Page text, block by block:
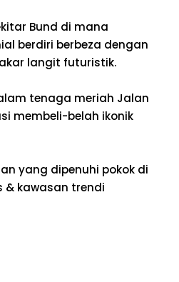
Bund di mana
berdiri berbeza dengan
langit futuristik.
tenaga meriah Jalan
membeli-belah ikonik
yang dipenuhi pokok di
& kawasan trendi